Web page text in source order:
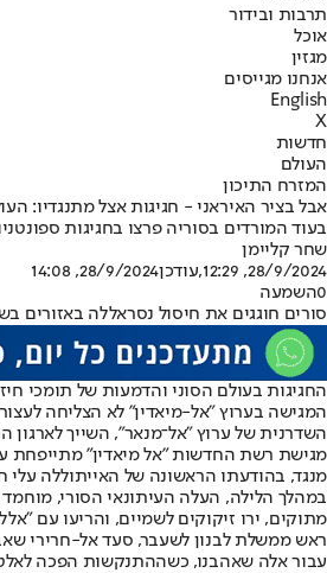
תרבות ובידור
אוכל
מגזין
אנחנו מגייסים
English
X
חדשות
העולם
המזרח התיכון
אבל בציר האיראני - חגיגות אצל מתנגדיו:
בעוד המורדים בסוריה פרצו בחגיגות
שחר קליימן
28/9/2024, 12:29
,עודכן28/9/2024, 14:08
0השמעה
סורים חוגגים את חיסול נסראללה באזורים
החגיגות בעולם הסוני והדמעות של תומכי
המגישה בערוץ "אל-מיאדין" לא הצליחה
השדרנית של ערוץ "אל־מנאר", השייך
מגישת רשת החדשות "אל מיאדין" מתייפחת
מנגד, בהודעתו הראשונה של האייתוללה עלי
במהלך הלילה, העלה העיתונאי הסורי,
מתוקים, ירו זיקוקים לשמיים, והריעו עם
ראש ממשלת לבנון לשעבר, סעד אל-חרירי
עבור אלה שאהבנו, כשההתנקשות הפכה